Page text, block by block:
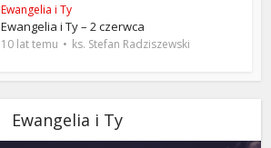
Ewangelia i Ty
Ewangelia i Ty – 2 czerwca
10 lat temu ks. Stefan Radziszewski
Ewangelia i Ty